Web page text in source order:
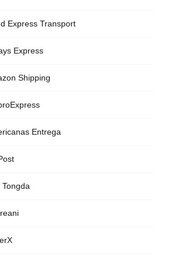
Express Transport
Express
Shipping
Entrega
Tongda